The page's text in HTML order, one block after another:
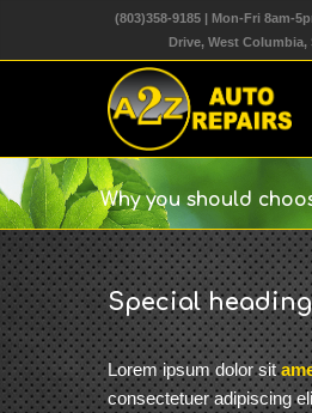
(803)358-9185 | Mon-Fri 8am-
Drive, West Columbia,
Why you should
Special heading
Lorem ipsum dolor sit
consectetuer adipiscing